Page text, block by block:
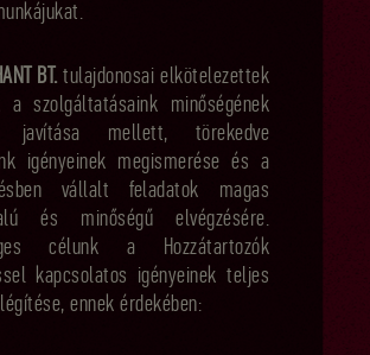
BT. tulajdonosai elkötelezettek
a szolgáltatásaink minőségének
javítása mellett, törekedve
igényeinek megismerése és a
vállalt feladatok magas
és minőségű elvégzésére.
célunk a Hozzátartozók
kapcsolatos igényeinek teljes
ennek érdekében: